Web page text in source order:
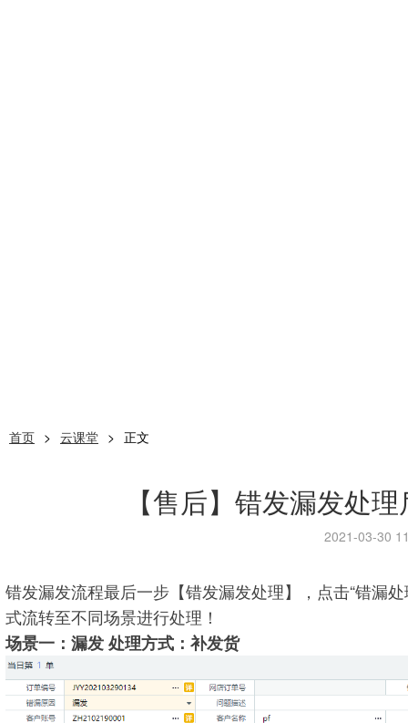
首页 > 云课堂 > 正文
【售后】错发漏发处
2021-03-30
错发漏发流程最后一步【错发漏发处理】，点击“错漏
式流转至不同场景进行处理！
场景一：漏发 处理方式：补发货